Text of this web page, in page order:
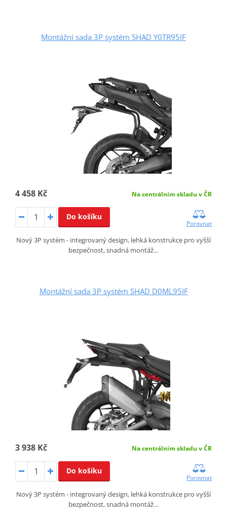
Montážní sada 3P systém SHAD Y0TR95IF
4 458 Kč Na centrálním skladu v ČR
Do košíku
Porovnat
Nový 3P systém - integrovaný design, lehká konstrukce pro vyšší
bezpečnost, snadná montáž…
Montážní sada 3P systém SHAD D0ML95IF
3 938 Kč Na centrálním skladu v ČR
Do košíku
Porovnat
Nový 3P systém - integrovaný design, lehká konstrukce pro vyšší
bezpečnost, snadná montáž…